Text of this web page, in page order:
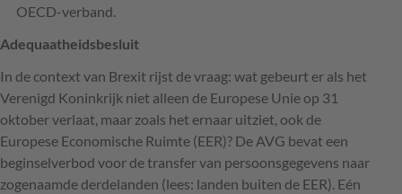
OECD-verband.
Adequaatheidsbesluit
In de context van Brexit rijst de vraag: wat gebeurt er als het
Verenigd Koninkrijk niet alleen de Europese Unie op 31
oktober verlaat, maar zoals het ernaar uitziet, ook de
Europese Economische Ruimte (EER)? De AVG bevat een
beginselverbod voor de transfer van persoonsgegevens naar
zogenaamde derdelanden (lees: landen buiten de EER). Eén